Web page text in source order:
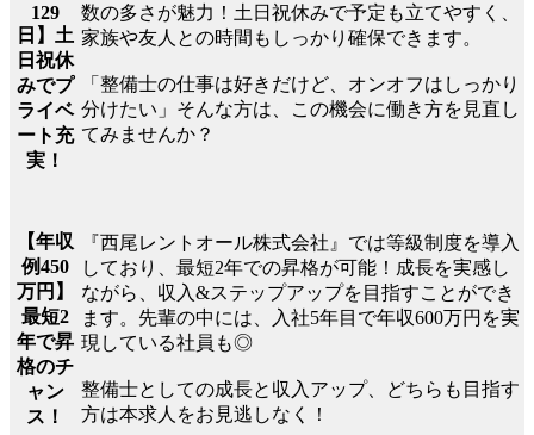
129
日】土
日祝休
みでプ
ライベ
ート充
実！
数の多さが魅力！土日祝休みで予定も立てやすく、
家族や友人との時間もしっかり確保できます。
「整備士の仕事は好きだけど、オンオフはしっかり
分けたい」そんな方は、この機会に働き方を見直し
てみませんか？
【年収
例450
万円】
最短2
年で昇
格のチ
ャン
ス！
『西尾レントオール株式会社』では等級制度を導入
しており、最短2年での昇格が可能！成長を実感し
ながら、収入&ステップアップを目指すことができ
ます。先輩の中には、入社5年目で年収600万円を実
現している社員も◎
整備士としての成長と収入アップ、どちらも目指す
方は本求人をお見逃しなく！